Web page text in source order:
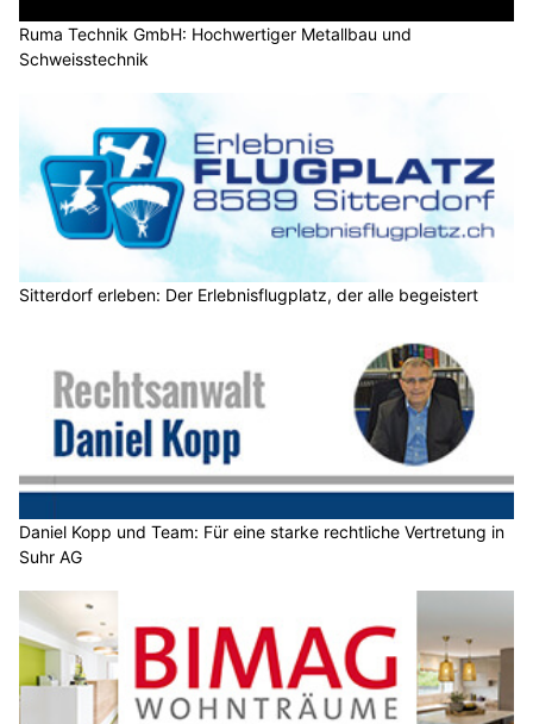
Ruma Technik GmbH: Hochwertiger Metallbau und
Schweisstechnik
Sitterdorf erleben: Der Erlebnisflugplatz, der alle begeistert
Daniel Kopp und Team: Für eine starke rechtliche Vertretung in
Suhr AG